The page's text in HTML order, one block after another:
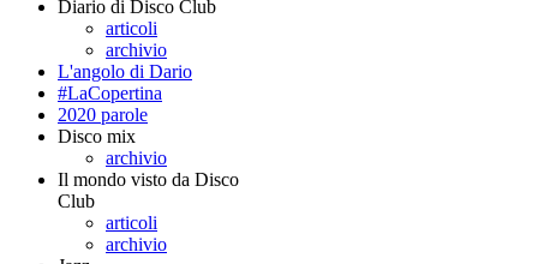
Diario di Disco Club
articoli
archivio
L'angolo di Dario
#LaCopertina
2020 parole
Disco mix
archivio
Il mondo visto da Disco
Club
articoli
archivio